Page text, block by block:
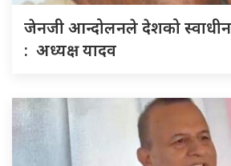
जेनजी आन्दोलनले देशको
: अध्यक्ष यादव